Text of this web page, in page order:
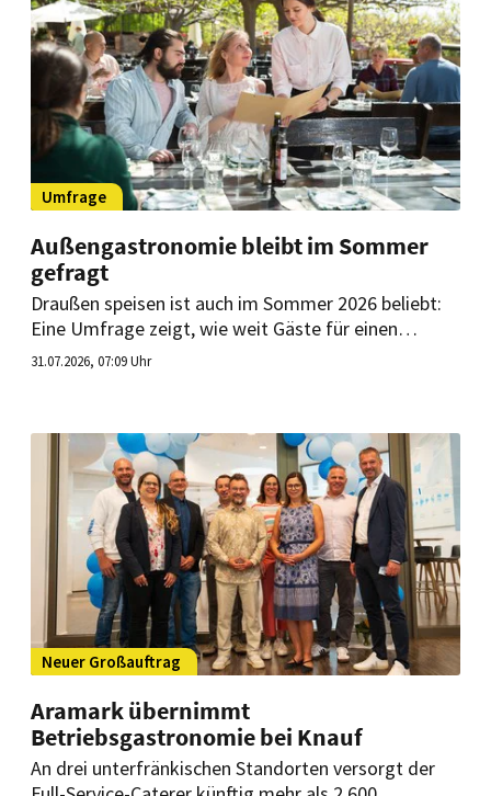
Umfrage
Außengastronomie bleibt im Sommer
gefragt
Draußen speisen ist auch im Sommer 2026 beliebt:
Eine Umfrage zeigt, wie weit Gäste für einen
attraktiven Außenplatz fahren, wie lange sie bleiben
31.07.2026, 07:09 Uhr
Neuer Großauftrag
Aramark übernimmt
Betriebsgastronomie bei Knauf
An drei unterfränkischen Standorten versorgt der